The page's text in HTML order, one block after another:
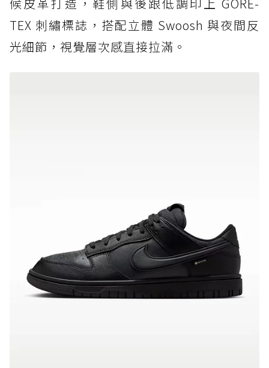
候皮革打造，鞋側與後跟低調印上 GORE-
TEX 刺繡標誌，搭配立體 Swoosh 與夜間反
光細節，視覺層次感直接拉滿。